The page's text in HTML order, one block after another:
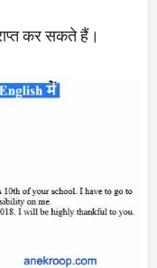
कर सकते हैं।